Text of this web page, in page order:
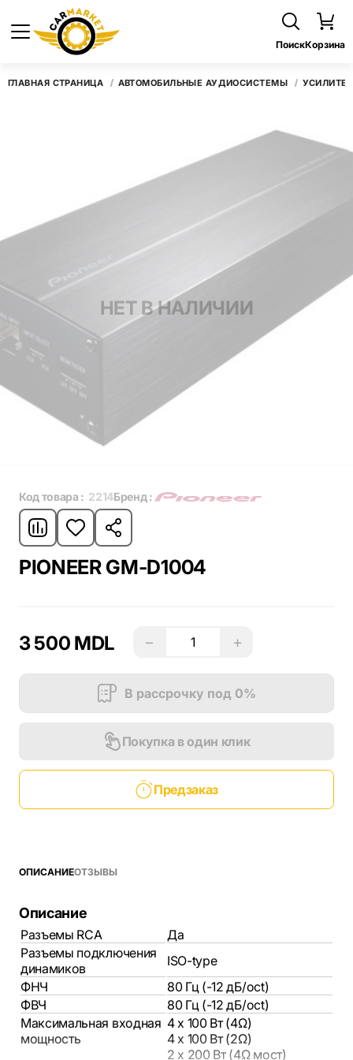
ПоискКорзина
ГЛАВНАЯ СТРАНИЦА АВТОМОБИЛЬНЫЕ АУДИОСИСТЕМЫ
НЕТ В НАЛИЧИИ
Код товара : 2214Бренд :
PIONEER GM-D1004
3 500 MDL − +
В рассрочку под 0%
Покупка в один клик
Предзаказ
ОПИСАНИЕОТЗЫВЫ
Описание
Разъемы RCA
Да
Разъемы подключения
динамиков
ISO-type
ФНЧ
80 Гц (-12 дБ/oct)
ФВЧ
80 Гц (-12 дБ/oct)
Максимальная входная
мощность
4 x 100 Вт (4Ω)
4 x 100 Вт (2Ω)
2 x 200 Вт (4Ω мост)